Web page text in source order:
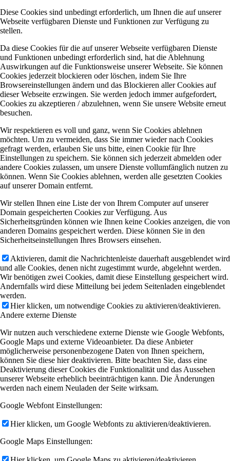
Diese Cookies sind unbedingt erforderlich, um Ihnen die auf unserer
Webseite verfügbaren Dienste und Funktionen zur Verfügung zu
stellen.
Da diese Cookies für die auf unserer Webseite verfügbaren Dienste
und Funktionen unbedingt erforderlich sind, hat die Ablehnung
Auswirkungen auf die Funktionsweise unserer Webseite. Sie können
Cookies jederzeit blockieren oder löschen, indem Sie Ihre
Browsereinstellungen ändern und das Blockieren aller Cookies auf
dieser Webseite erzwingen. Sie werden jedoch immer aufgefordert,
Cookies zu akzeptieren / abzulehnen, wenn Sie unsere Website erneut
besuchen.
Wir respektieren es voll und ganz, wenn Sie Cookies ablehnen
möchten. Um zu vermeiden, dass Sie immer wieder nach Cookies
gefragt werden, erlauben Sie uns bitte, einen Cookie für Ihre
Einstellungen zu speichern. Sie können sich jederzeit abmelden oder
andere Cookies zulassen, um unsere Dienste vollumfänglich nutzen zu
können. Wenn Sie Cookies ablehnen, werden alle gesetzten Cookies
auf unserer Domain entfernt.
Wir stellen Ihnen eine Liste der von Ihrem Computer auf unserer
Domain gespeicherten Cookies zur Verfügung. Aus
Sicherheitsgründen können wie Ihnen keine Cookies anzeigen, die von
anderen Domains gespeichert werden. Diese können Sie in den
Sicherheitseinstellungen Ihres Browsers einsehen.
Aktivieren, damit die Nachrichtenleiste dauerhaft ausgeblendet wird
und alle Cookies, denen nicht zugestimmt wurde, abgelehnt werden.
Wir benötigen zwei Cookies, damit diese Einstellung gespeichert wird.
Andernfalls wird diese Mitteilung bei jedem Seitenladen eingeblendet
werden.
Hier klicken, um notwendige Cookies zu aktivieren/deaktivieren.
Andere externe Dienste
Wir nutzen auch verschiedene externe Dienste wie Google Webfonts,
Google Maps und externe Videoanbieter. Da diese Anbieter
möglicherweise personenbezogene Daten von Ihnen speichern,
können Sie diese hier deaktivieren. Bitte beachten Sie, dass eine
Deaktivierung dieser Cookies die Funktionalität und das Aussehen
unserer Webseite erheblich beeinträchtigen kann. Die Änderungen
werden nach einem Neuladen der Seite wirksam.
Google Webfont Einstellungen:
Hier klicken, um Google Webfonts zu aktivieren/deaktivieren.
Google Maps Einstellungen: